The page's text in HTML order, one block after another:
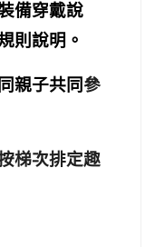
備穿戴說
則說明。
親子共同參
梯次排定趣